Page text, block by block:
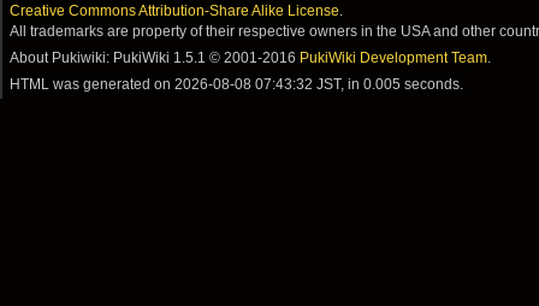
Creative Commons Attribution-Share Alike License
All trademarks are property of their respective owners in the USA and other
About Pukiwiki: PukiWiki 1.5.1 © 2001-2016 PukiWiki Development Team
HTML was generated on2026-08-08 07:43:32 JST, in 0.005 seconds.